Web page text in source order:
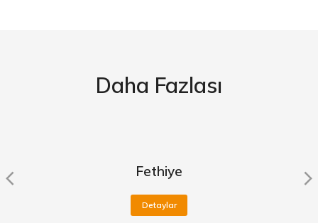
Daha Fazlası
Fethiye
Detaylar